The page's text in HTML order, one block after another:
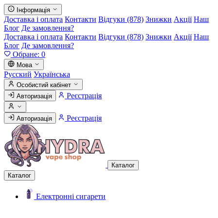
Інформація
Доставка і оплата Контакти Відгуки (878) Знижки Акції Наш
Блог Де замовлення?
Доставка і оплата Контакти Відгуки (878) Знижки Акції Наш
Блог Де замовлення?
Обране: 0
Мова
Русский Українська
Особистий кабінет
Авторизація
Реєстрація
Авторизація Реєстрація
Каталог
Каталог
Електронні сигарети